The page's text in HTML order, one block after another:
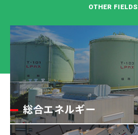
OTHER FIELDS
総合エネルギー